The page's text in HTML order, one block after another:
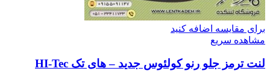
برای مقایسه اضافه کنید
مشاهده سریع
لنت ترمز جلو رنو کولئوس جدید – های تک HI-Tec